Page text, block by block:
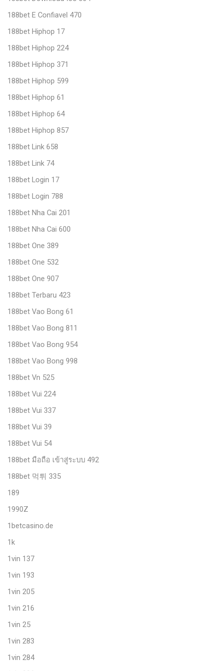
188bet E Confiavel 470
188bet Hiphop 17
188bet Hiphop 224
188bet Hiphop 371
188bet Hiphop 599
188bet Hiphop 61
188bet Hiphop 64
188bet Hiphop 857
188bet Link 658
188bet Link 74
188bet Login 17
188bet Login 788
188bet Nha Cai 201
188bet Nha Cai 600
188bet One 389
188bet One 532
188bet One 907
188bet Terbaru 423
188bet Vao Bong 61
188bet Vao Bong 811
188bet Vao Bong 954
188bet Vao Bong 998
188bet Vn 525
188bet Vui 224
188bet Vui 337
188bet Vui 39
188bet Vui 54
188bet มือถือ เข้าสู่ระบบ 492
188bet 먹튀 335
189
1990Z
1betcasino.de
1k
1vin 137
1vin 193
1vin 205
1vin 216
1vin 25
1vin 283
1vin 284